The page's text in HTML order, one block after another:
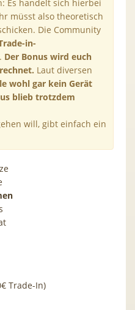
Es handelt sich hierbei
müsst also theoretisch
Die Community
in-
Der Bonus wird euch
Laut diversen
wohl gar kein Gerät
blieb trotzdem
will, gibt einfach ein
Trade-In)